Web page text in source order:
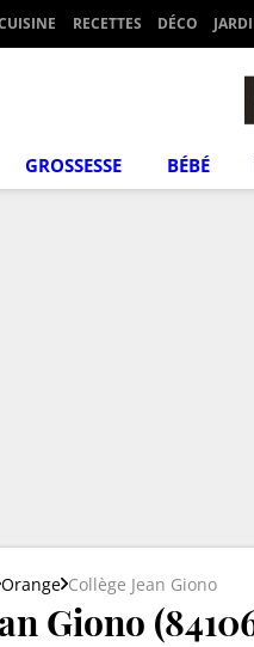
RECETTES DÉCO
GROSSESSE BÉBÉ
Orange Collège Jean Giono
Giono